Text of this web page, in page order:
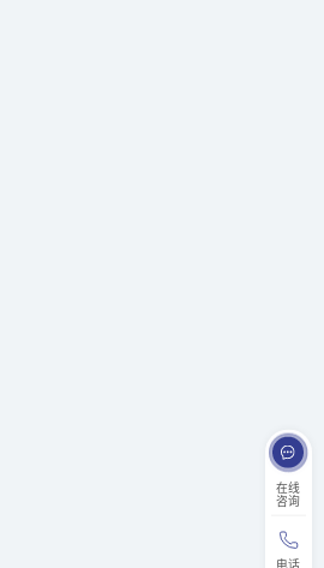
在线
咨询
电话